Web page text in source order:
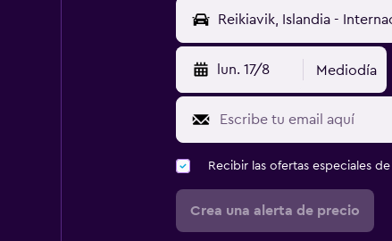
lun. 17/8 Mediodía
Recibir las ofertas especiales
Crea una alerta de precio